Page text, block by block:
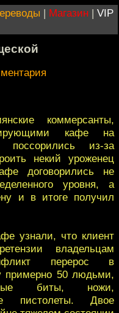
| Магазин | VIP
коммерсанты,
кафе на
из-за
некий уроженец
договорились не
уровня, а
и в итоге получил
узнали, что клиент
владельцам
перерос в
примерно 50 людьми,
биты, ножи,
пистолеты. Двое